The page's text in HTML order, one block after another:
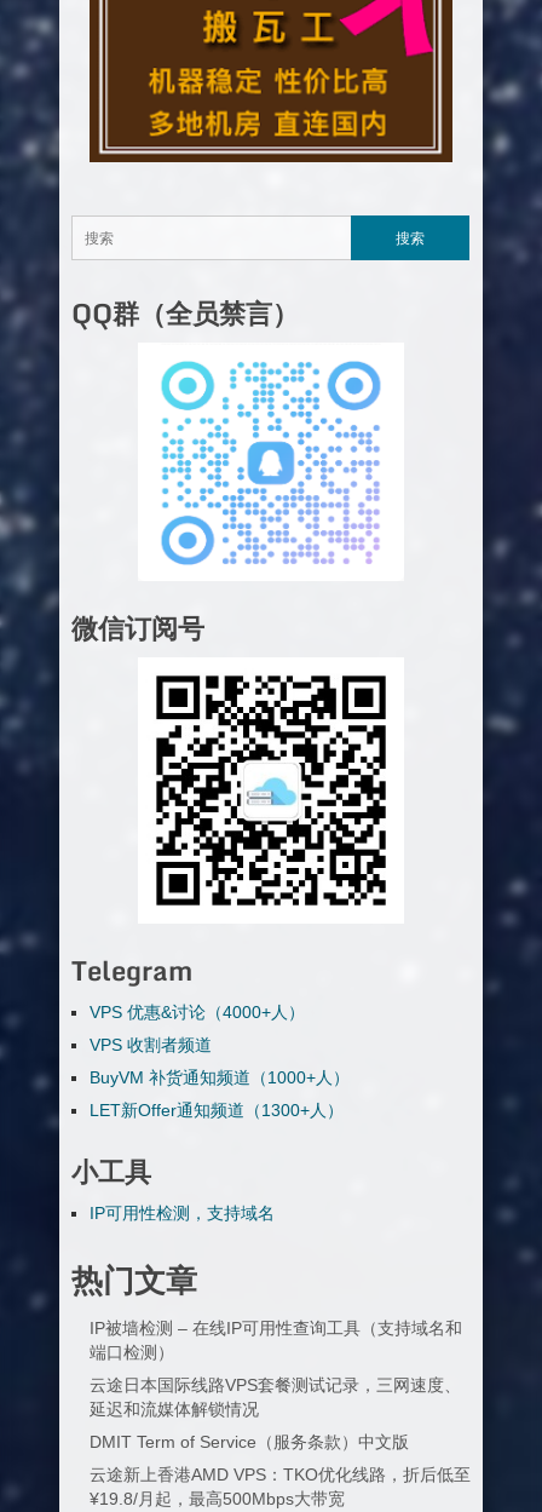
QQ群（全员禁言）
微信订阅号
Telegram
VPS 优惠&讨论（4000+人）
VPS 收割者频道
BuyVM 补货通知频道（1000+人）
LET新Offer通知频道（1300+人）
小工具
IP可用性检测，支持域名
热门文章
IP被墙检测 – 在线IP可用性查询工具（支持域名和
端口检测）
云途日本国际线路VPS套餐测试记录，三网速度、
延迟和流媒体解锁情况
DMIT Term of Service（服务条款）中文版
云途新上香港AMD VPS：TKO优化线路，折后低至
¥19.8/月起，最高500Mbps大带宽